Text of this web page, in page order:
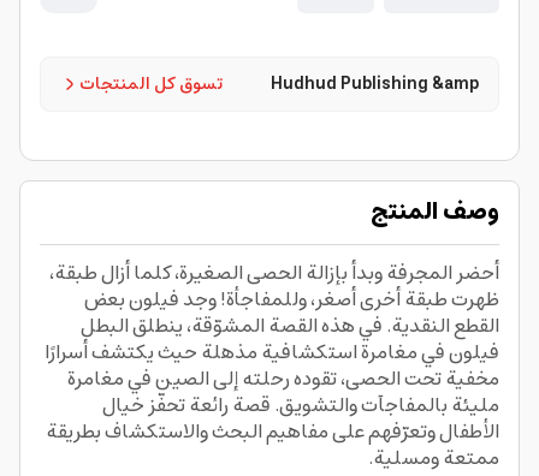
تسوق كل المنتجات Hudhud Publishing &amp
وصف المنتج
أحضر المجرفة وبدأ بإزالة الحصى الصغيرة، كلما أزال طبقة،
ظهرت طبقة أخرى أصغر، وللمفاجأة! وجد فيلون بعض
القطع النقدية. في هذه القصة المشوّقة، ينطلق البطل
فيلون في مغامرة استكشافية مذهلة حيث يكتشف أسرارًا
مخفية تحت الحصى، تقوده رحلته إلى الصين في مغامرة
مليئة بالمفاجآت والتشويق. قصة رائعة تحفّز خيال
الأطفال وتعرّفهم على مفاهيم البحث والاستكشاف بطريقة
ممتعة ومسلية.